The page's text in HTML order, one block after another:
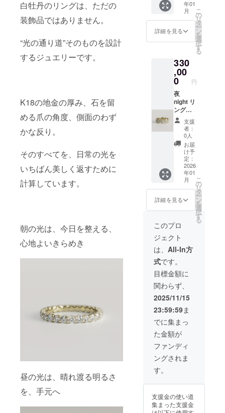
白牡丹のリングは、ただの
装飾品ではありません。
“光の通り道”そのものを設計
するジュエリーです。
K18の地金の厚み、石を留
める爪の角度、側面のわず
かな反り。
そのすべてを、日常の光を
いちばん美しく返すために
計算しています。
朝の光は、今日を整える、
心地よいきらめき
昼の光は、晴れ渡る明るさ
を、手元へ
ほど
に、自
然体の
輝きが
定まり
ます。
足さ
ず、素
材その
ものの
つやで
描く細
くまっ
すぐな
軌跡。
光は点
で瞬く
のでは
なく、
なめら
かな線
となっ
て流
れ、余
白のな
かを
すっと
通り抜
けま
す。そ
の一本
が通る
だけ
で、全
体の印
象が
すっき
りと晴
れ、姿
勢まで
凛と整
う。 会
話の合
間、視
間、歩
ふっと
揃うと
新しい1
日の始
まりに
自然と
胸が躍
りま
〈はじ
まりの
光〉
は、そ
のフ
レッ
シュな
明るさ
を上品
に留め
るジュ
リー。
装いは
軽く、
あなた
の輝き
が静か
に立ち
上がり
ます 窓
を開け
る前の
やわら
かな明
るさ
が、
レース
越しに
指先
へ。
〈はじ
まりの
光〉
は、そ
の一瞬
をそっ
と留め
れまし
かなき
らめき
年01
月
詳細を見る
こ
の
リ
タ
ー
ン
を
選
択
す
る
330
,00
0 円
夜
night リ
ング先
行販売
夜の
シーン
では、
いくつ
もの灯
りが重
なり、
輝きは
一段と
深まり
ます。
〈華や
ぎの
光〉
は、そ
の重な
る明る
さを美
しく返
すため
に磨き
上げた
設計。
あらゆ
る夜の
舞台
に、手
元から
上質な
華やか
ます。
りが増
すほど
支援
者：
0人
お届
け予
定：
2026
年01
月
詳細を見る
こ
の
リ
タ
ー
ン
を
選
択
す
る
このプロ
ジェクト
は、 All-In方
式です。
目標金額に
関わらず、
2025/11/15
23:59:59ま
でに集まっ
た金額が
ファンディ
ングされま
す。
支援金の使い道
集まった支援金